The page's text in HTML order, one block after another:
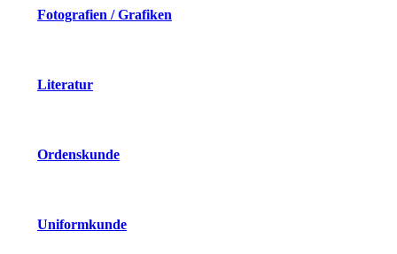
Fotografien / Grafiken
Literatur
Ordenskunde
Uniformkunde